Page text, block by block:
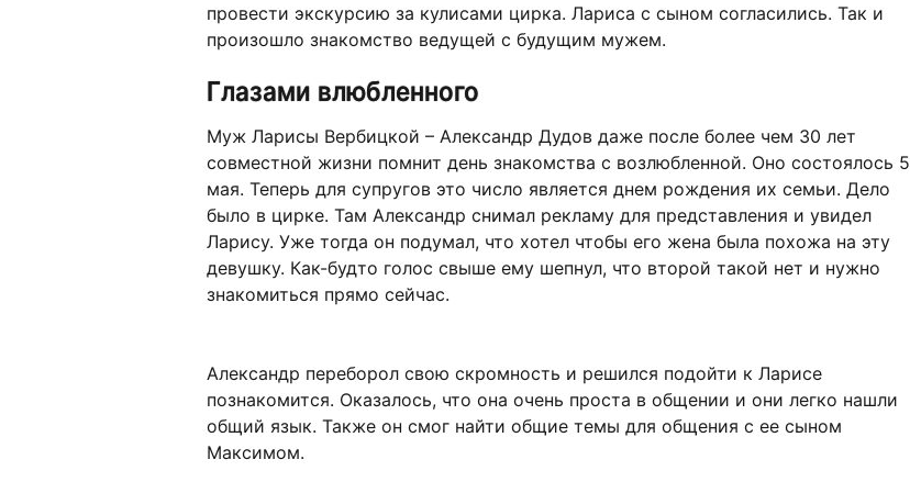
провести экскурсию за кулисами цирка. Лариса с сыном согласились. Так и
произошло знакомство ведущей с будущим мужем.
Глазами влюбленного
Муж Ларисы Вербицкой – Александр Дудов даже после более чем 30 лет
совместной жизни помнит день знакомства с возлюбленной. Оно состоялось 5
мая. Теперь для супругов это число является днем рождения их семьи. Дело
было в цирке. Там Александр снимал рекламу для представления и увидел
Ларису. Уже тогда он подумал, что хотел чтобы его жена была похожа на эту
девушку. Как-будто голос свыше ему шепнул, что второй такой нет и нужно
знакомиться прямо сейчас.
Александр переборол свою скромность и решился подойти к Ларисе
познакомится. Оказалось, что она очень проста в общении и они легко нашли
общий язык. Также он смог найти общие темы для общения с ее сыном
Максимом.